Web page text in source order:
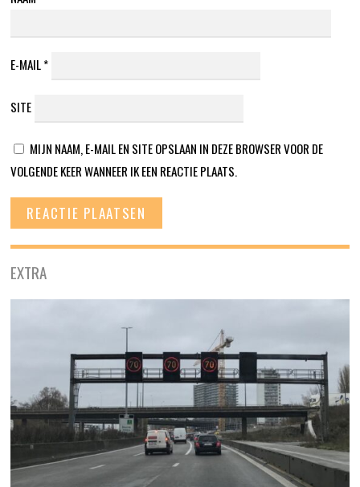
E-MAIL*
SITE
MIJN NAAM, E-MAIL EN SITE OPSLAAN IN DEZE BROWSER VOOR DE
VOLGENDE KEER WANNEER IK EEN REACTIE PLAATS.
EXTRA